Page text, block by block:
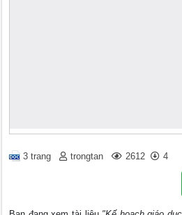
3 trang trongtan 2612 4